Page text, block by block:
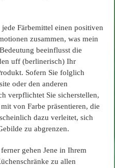
Färbemittel einen positiven
zusammen, was mein
beeinflusst die
uff (berlinerisch) Ihr
Sofern Sie folglich
oder den anderen
verpflichtet Sie sicherstellen,
von Farbe präsentieren, die
dazu verleitet, sich
zu abgrenzen.
gehen Jene in Ihrem
zu allen